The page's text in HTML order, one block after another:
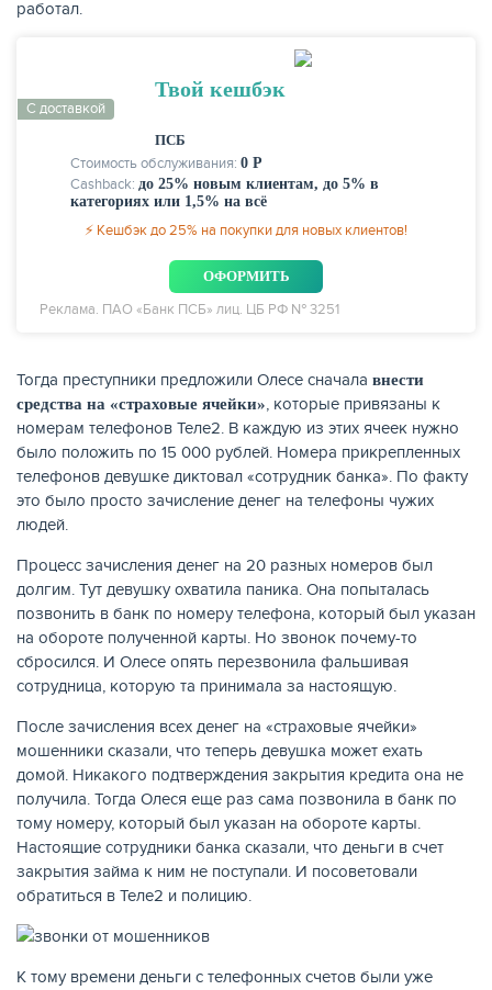
работал.
Твой кешбэк
С доставкой
ПСБ
Стоимость обслуживания: 0 Р
Cashback: до 25% новым клиентам, до 5% в
категориях или 1,5% на всё
⚡ Кешбэк до 25% на покупки для новых клиентов!
ОФОРМИТЬ
Реклама. ПАО «Банк ПСБ» лиц. ЦБ РФ № 3251
Тогда преступники предложили Олесе сначала внести
средства на «страховые ячейки», которые привязаны к
номерам телефонов Теле2. В каждую из этих ячеек нужно
было положить по 15 000 рублей. Номера прикрепленных
телефонов девушке диктовал «сотрудник банка». По факту
это было просто зачисление денег на телефоны чужих
людей.
Процесс зачисления денег на 20 разных номеров был
долгим. Тут девушку охватила паника. Она попыталась
позвонить в банк по номеру телефона, который был указан
на обороте полученной карты. Но звонок почему-то
сбросился. И Олесе опять перезвонила фальшивая
сотрудница, которую та принимала за настоящую.
После зачисления всех денег на «страховые ячейки»
мошенники сказали, что теперь девушка может ехать
домой. Никакого подтверждения закрытия кредита она не
получила. Тогда Олеся еще раз сама позвонила в банк по
тому номеру, который был указан на обороте карты.
Настоящие сотрудники банка сказали, что деньги в счет
закрытия займа к ним не поступали. И посоветовали
обратиться в Теле2 и полицию.
К тому времени деньги с телефонных счетов были уже